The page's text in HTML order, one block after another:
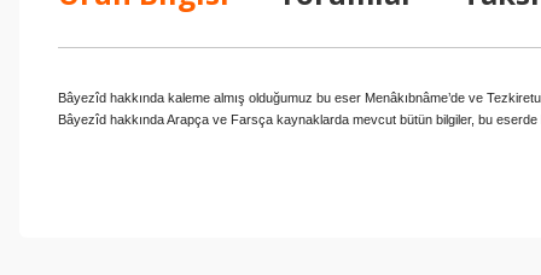
Bâyezîd hakkında kaleme almış olduğumuz bu eser Menâkıbnâme’de ve
Bâyezîd hakkında Arapça ve Farsça kaynaklarda mevcut bütün bilgiler, bu